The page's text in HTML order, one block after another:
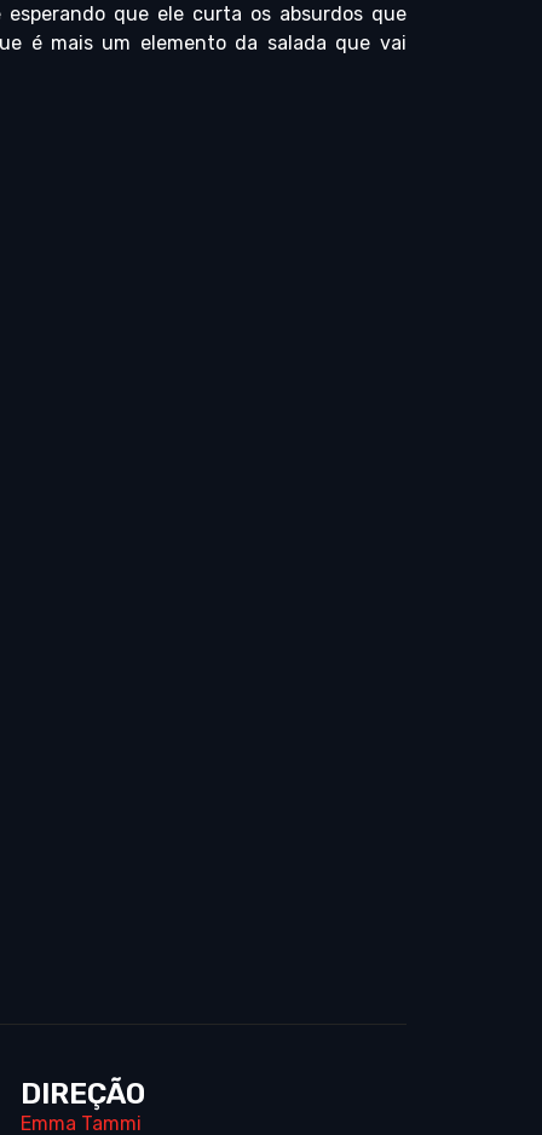
que ele curta os absurdos que
é mais um elemento da salada que vai
DIREÇÃO
Emma Tammi